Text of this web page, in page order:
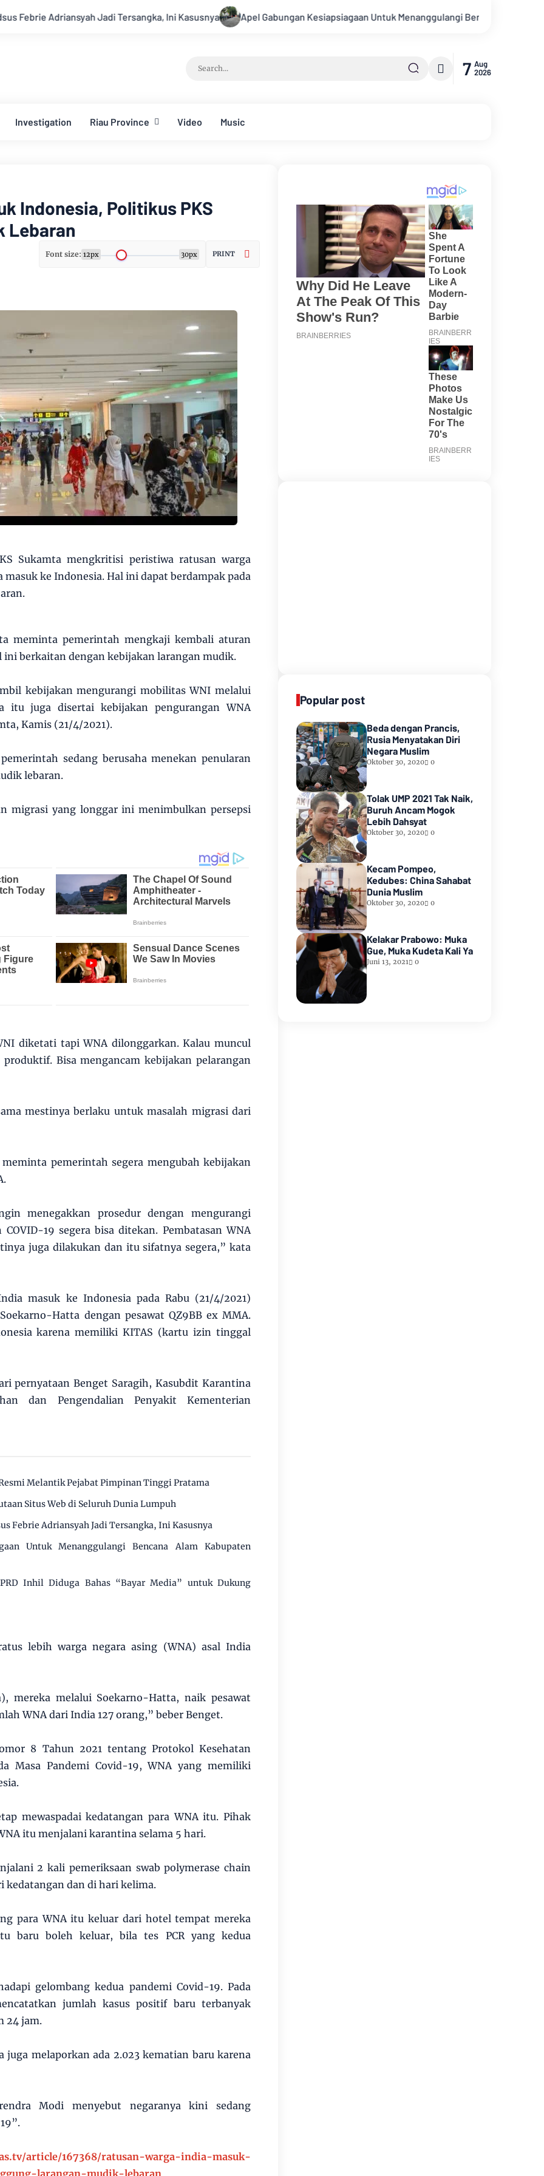
Jadi Tersangka, Ini Kasusnya Apel Gabungan Kesiapsiagaan Untuk Menanggulangi Bencana Alam Kabupaten Bengkalis
7 Aug
2026
Investigation Riau Province Video Music
Indonesia, Politikus PKS
Lebaran
Font size: 12px 30px PRINT
Sukamta mengkritisi peristiwa ratusan warga
masuk ke Indonesia. Hal ini dapat berdampak pada
meminta pemerintah mengkaji kembali aturan
ini berkaitan dengan kebijakan larangan mudik.
kebijakan mengurangi mobilitas WNI melalui
itu juga disertai kebijakan pengurangan WNA
Kamis (21/4/2021).
sedang berusaha menekan penularan
lebaran.
migrasi yang longgar ini menimbulkan persepsi
diketati tapi WNA dilonggarkan. Kalau muncul
Bisa mengancam kebijakan pelarangan
mestinya berlaku untuk masalah migrasi dari
pemerintah segera mengubah kebijakan
menegakkan prosedur dengan mengurangi
19 segera bisa ditekan. Pembatasan WNA
juga dilakukan dan itu sifatnya segera,” kata
masuk ke Indonesia pada Rabu (21/4/2021)
Hatta dengan pesawat QZ9BB ex MMA.
karena memiliki KITAS (kartu izin tinggal
pernyataan Benget Saragih, Kasubdit Karantina
dan Pengendalian Penyakit Kementerian
Melantik Pejabat Pimpinan Tinggi Pratama
Situs Web di Seluruh Dunia Lumpuh
Febrie Adriansyah Jadi Tersangka, Ini Kasusnya
Untuk Menanggulangi Bencana Alam Kabupaten
Inhil Diduga Bahas “Bayar Media” untuk Dukung
lebih warga negara asing (WNA) asal India
mereka melalui Soekarno-Hatta, naik pesawat
WNA dari India 127 orang,” beber Benget.
8 Tahun 2021 tentang Protokol Kesehatan
Masa Pandemi Covid-19, WNA yang memiliki
mewaspadai kedatangan para WNA itu. Pihak
itu menjalani karantina selama 5 hari.
2 kali pemeriksaan swab polymerase chain
kedatangan dan di hari kelima.
para WNA itu keluar dari hotel tempat mereka
baru boleh keluar, bila tes PCR yang kedua
gelombang kedua pandemi Covid-19. Pada
jumlah kasus positif baru terbanyak
24 jam.
juga melaporkan ada 2.023 kematian baru karena
Modi menyebut negaranya kini sedang
article/167368/ratusan-warga-india-masuk-
larangan-mudik-lebaran
Popular post
Beda dengan Prancis,
Rusia Menyatakan Diri
Negara Muslim
Oktober 30, 2020 0
Tolak UMP 2021 Tak Naik,
Buruh Ancam Mogok
Lebih Dahsyat
Oktober 30, 2020 0
Kecam Pompeo,
Kedubes: China Sahabat
Dunia Muslim
Oktober 30, 2020 0
Kelakar Prabowo: Muka
Gue, Muka Kudeta Kali Ya
Juni 13, 2021 0